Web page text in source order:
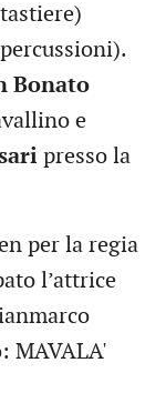
Bonato
e
presso la
per la regia
l’attrice
MAVALA'